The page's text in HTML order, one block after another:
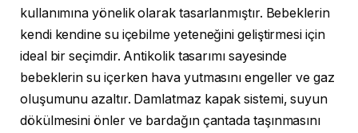
kullanımına yönelik olarak tasarlanmıştır. Bebeklerin
kendi kendine su içebilme yeteneğini geliştirmesi için
ideal bir seçimdir. Antikolik tasarımı sayesinde
bebeklerin su içerken hava yutmasını engeller ve gaz
oluşumunu azaltır. Damlatmaz kapak sistemi, suyun
dökülmesini önler ve bardağın çantada taşınmasını